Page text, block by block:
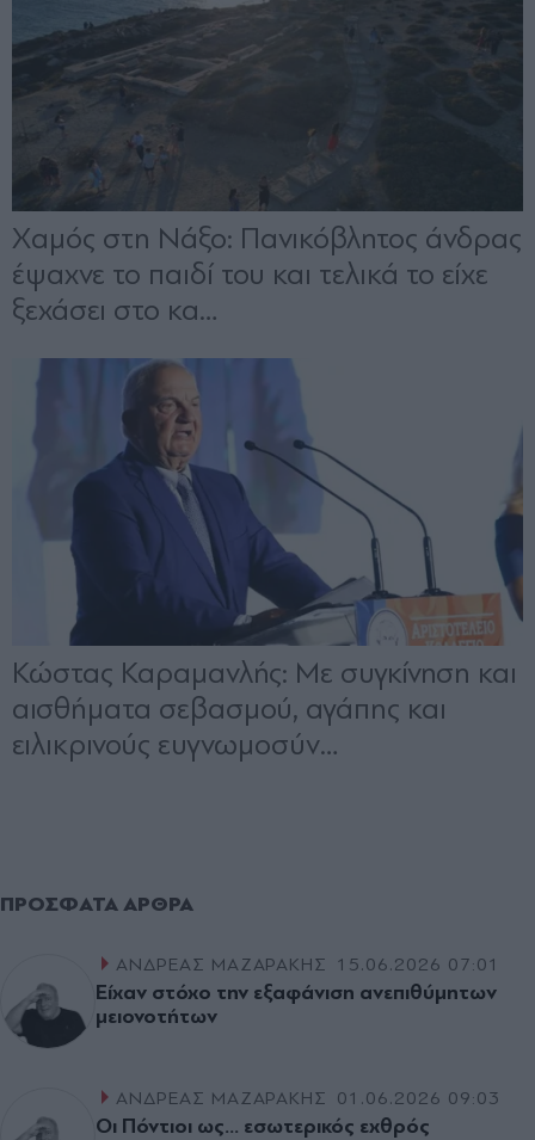
ΠΡΌΣΦΑΤΑ ΆΡΘΡΑ
ΑΝΔΡΕΑΣ ΜΑΖΑΡΑΚΗΣ 15.06.2026 07:01
Είχαν στόχο την εξαφάνιση ανεπιθύμητων
μειονοτήτων
ΑΝΔΡΕΑΣ ΜΑΖΑΡΑΚΗΣ 01.06.2026 09:03
Οι Πόντιοι ως… εσωτερικός εχθρός